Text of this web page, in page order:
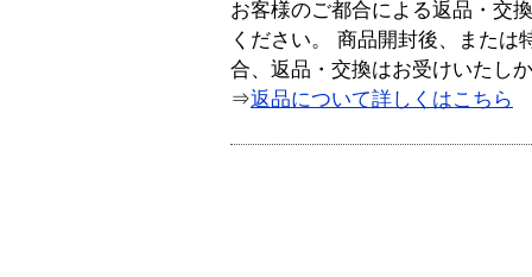
お客様のご都合による返品・交
ください。 商品開封後、または
合、返品・交換はお受けいたし
⇒返品について詳しくはこちら